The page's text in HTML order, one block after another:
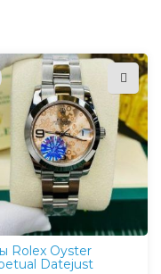
Rolex Oyster
Datejust